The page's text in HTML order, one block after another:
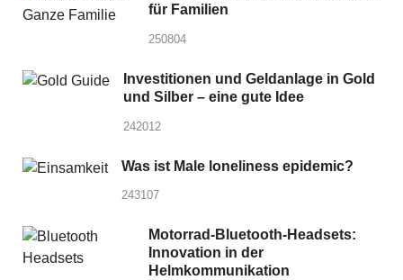
für Familien
250804
Investitionen und Geldanlage in Gold
und Silber – eine gute Idee
242012
Was ist Male loneliness epidemic?
243107
Motorrad-Bluetooth-Headsets:
Innovation in der
Helmkommunikation